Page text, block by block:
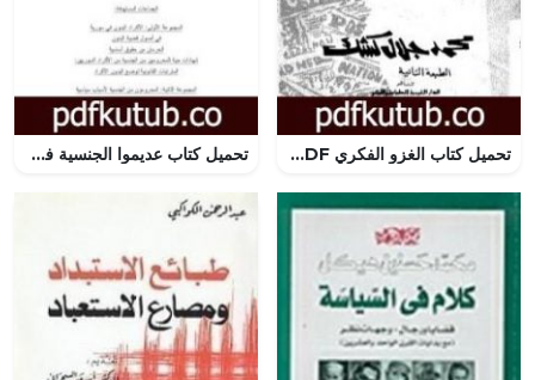
تحميل كتاب الغزو الفكري PDF تأليف محمد جلال كشك مجانا [كامل] تحميل كتاب عديموا الجنسية في سورية من غير اللاجئين الفلسطينيين PDF تأليف هيثم مناع مجانا [كامل]